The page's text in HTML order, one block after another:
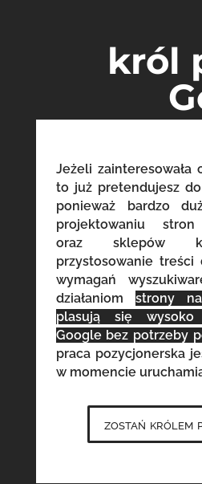
król
Jeżeli zainteresowała
to już pretendujesz
ponieważ bardzo
projektowaniu
oraz sklepów
przystosowanie treści
wymagań
działaniom strony
plasują się
Google bez potrzeby
praca pozycjonerska
w momencie
zostań królem